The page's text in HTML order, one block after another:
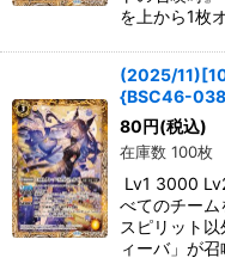
を上から1枚
(2025/
{BSC46-
80 円(税込)
在庫数 100枚
Lv1 3000
べてのチー
スピリット
ィーバ」が